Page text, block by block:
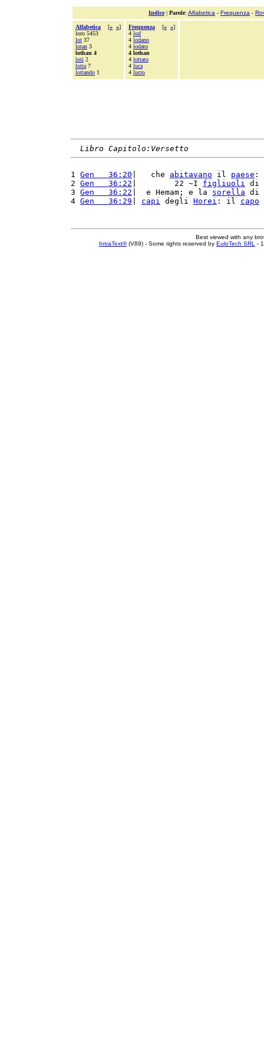
Indice| Parole: Alfabetica - Frequenza -
Alfabetica [« »]
loro 5453
lot 37
lotan 3
lothan 4
loti 2
lotta 7
lottando 1
Frequenza [« »]
4 lod
4 lodano
4 lodato
4 lothan
4 lottato
4 luca
4 lucro
Libro Capitolo:Versetto
1 Gen   36:20 |   che abitavano il paese :
2 Gen   36:22 |        22 ~I figliuoli di
3 Gen   36:22 |  e Hemam; e la sorella di
4 Gen   36:29 capi degli Horei : il capo
Best viewed with any
IntraText®(V89) - Some rights reserved by EuloTech SRL -